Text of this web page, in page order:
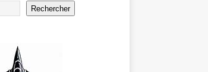
Rechercher